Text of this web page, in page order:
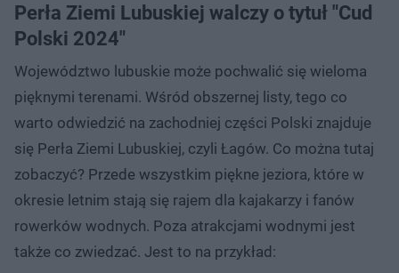
Perła Ziemi Lubuskiej walczy o tytuł "Cud
Polski 2024"
Województwo lubuskie może pochwalić się wieloma
pięknymi terenami. Wśród obszernej listy, tego co
warto odwiedzić na zachodniej części Polski znajduje
się Perła Ziemi Lubuskiej, czyli Łagów. Co można tutaj
zobaczyć? Przede wszystkim piękne jeziora, które w
okresie letnim stają się rajem dla kajakarzy i fanów
rowerków wodnych. Poza atrakcjami wodnymi jest
także co zwiedzać. Jest to na przykład: